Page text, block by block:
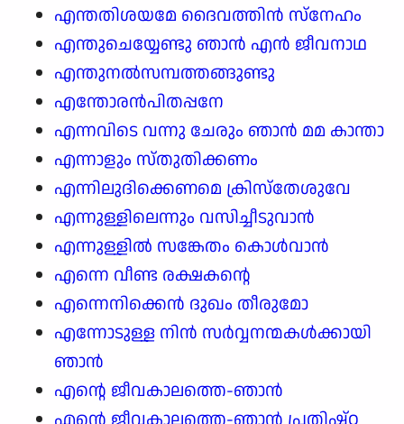
എന്തതിശയമേ ദൈവത്തിൻ സ്നേഹം
എന്തുചെയ്യേണ്ടു ഞാൻ എൻ ജീവനാഥ
എന്തുനൽസമ്പത്തങ്ങുണ്ടു
എന്തോരൻപിതപ്പനേ
എന്നവിടെ വന്നു ചേരും ഞാൻ മമ കാന്താ
എന്നാളും സ്തുതിക്കണം
എന്നിലുദിക്കെണമെ ക്രിസ്തേശുവേ
എന്നുള്ളിലെന്നും വസിച്ചീടുവാൻ
എന്നുള്ളിൽ സങ്കേതം കൊൾവാൻ
എന്നെ വീണ്ട രക്ഷകന്റെ
എന്നെനിക്കെൻ ദുഖം തീരുമോ
എന്നോടുള്ള നിൻ സർവ്വനന്മകൾക്കായി
ഞാൻ
എന്റെ ജീവകാലത്തെ-ഞാൻ